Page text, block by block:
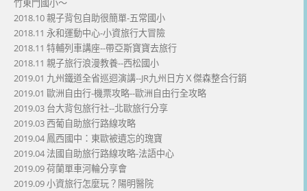
2018.10 親子背包自助很簡單-五常國小
2018.11 永和運動中心-小資旅行大冒險
2018.11 特輔列車講座--帶亞斯寶寶去旅行
2018.11 親子旅行浪漫教養--西松國小
2019.01 九州鐵道全省巡迴演講--JR九州日方Ｘ傑森整合行銷
2019.01 歐洲自由行-機票攻略--歐洲自由行全攻略
2019.03 台大背包旅行社--北歐旅行分享
2019.03 西葡自助旅行路線攻略
2019.04 鳳西國中：東歐被遺忘的瑰寶
2019.04 法國自助旅行路線攻略-法語中心
2019.09 荷蘭單車河輪分享會
2019.09 小資旅行怎麼玩？陽明醫院